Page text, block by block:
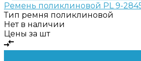
Ремень поликлиновой PL 9-
Тип ремня поликлиновой
Нет в наличии
Цены за шт